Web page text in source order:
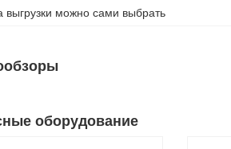
выгрузки можно сами выбрать
оборудование